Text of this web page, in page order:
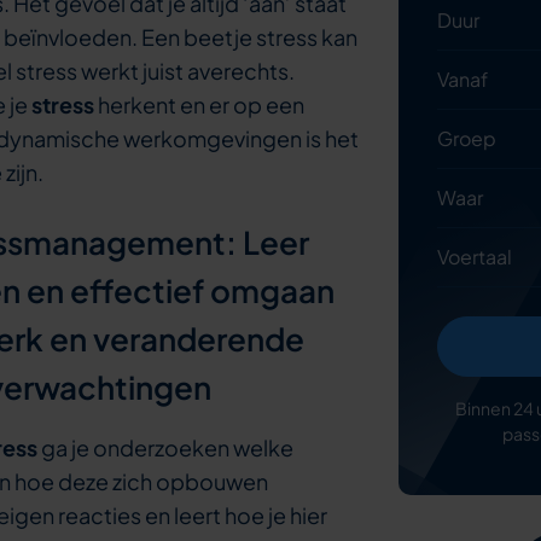
Een beetje stress kan
stress werkt juist averechts.
je stressherkent en er op een
werkomgevingen is het
Leer
en effectief omgaan
en veranderende
ga je onderzoeken welke
hoe deze zich opbouwen
reacties en leert hoe je hier
Duur
Vanaf
Groep
Waar
Voertaal
Binnen 24